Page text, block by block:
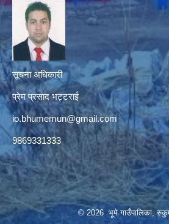
सूचना अधिकारी
प्रेम प्रसाद भट्टराई
io.bhumemun@gmail.com
9869331333
© 2026 भूमे गाउँपालिका, रुकुम